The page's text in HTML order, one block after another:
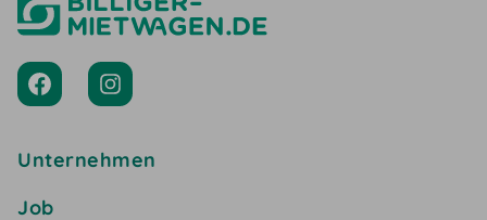
Unternehmen
Job